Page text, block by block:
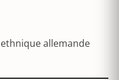
allemande